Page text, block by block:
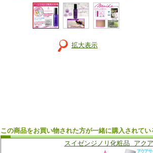
拡大表示
この商品をお買い物された方が一緒に購入されてい
スイゼンジノリ化粧品 アク